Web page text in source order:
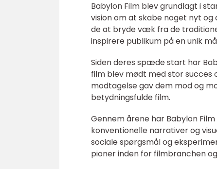
Babylon Film blev grundlagt i
vision om at skabe noget nyt og
de at bryde væk fra de
inspirere publikum på en unik
Siden deres spæde start har
film blev mødt med stor succes
modtagelse gav dem mod og
betydningsfulde film.
Gennem årene har Babylon
konventionelle narrativer og
sociale spørgsmål og
pioner inden for filmbranchen